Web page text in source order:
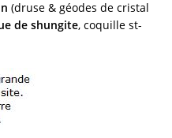
(druse & géodes de cristal
de shungite, coquille st-